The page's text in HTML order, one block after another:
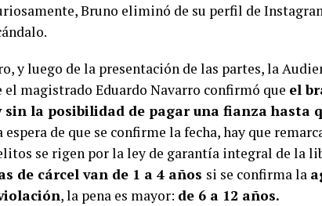
Bruno eliminó de su perfil de
y luego de la presentación de las partes, la
el magistrado Eduardo Navarro confirmó que el
la posibilidad de pagar una fianza hasta
espera de que se confirme la fecha, hay que
se rigen por la ley de garantía integral de la
de cárcel van de 1 a 4 años si se confirma la
, la pena es mayor: de 6 a 12 años.